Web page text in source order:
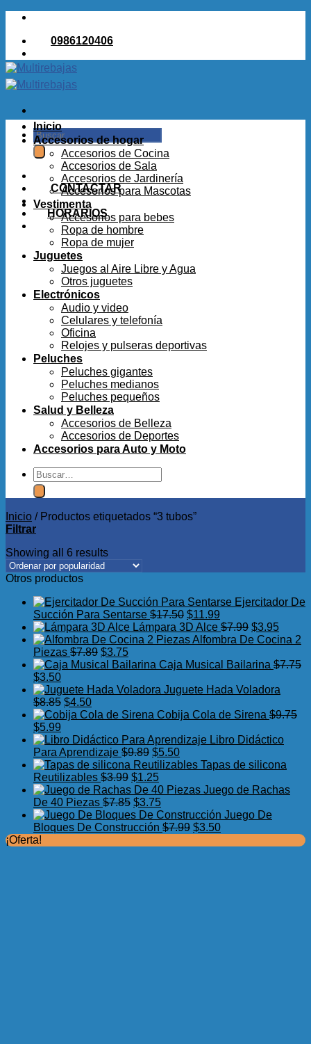
Saltar
contenido0986120406
Buscar
por:
CONTACTAR
HORARIOS
Inicio
Accesorios de hogar
Accesorios de Cocina
Accesorios de Sala
Accesorios de Jardinería
Accesorios para Mascotas
Vestimenta
Accesorios para bebes
Ropa de hombre
Ropa de mujer
Juguetes
Juegos al Aire Libre y Agua
Otros juguetes
Electrónicos
Audio y video
Celulares y telefonía
Oficina
Relojes y pulseras deportivas
Peluches
Peluches gigantes
Peluches medianos
Peluches pequeños
Salud y Belleza
Accesorios de Belleza
Accesorios de Deportes
Accesorios para Auto y Moto
Buscar
por:
Inicio /Productos etiquetados “3 tubos”
Filtrar
Showing all 6 results
Otros productos
Ejercitador De
Succión Para Sentarse $17.50 El
precio
original
$17.50.
$11.99
precio
actual
$11.99.
Lámpara 3D Alce $7.99 El
precio
era:
$3.95El
precio
es:
Alfombra De Cocina 2
Piezas $7.89 El
precio
era:
$3.75El
precio
es:
Caja Musical Bailarina $7.75
El
precio
original
era:
$7.75.
$3.50El
precio
actual
es:
Juguete Hada Voladora
$8.85 El
precio
era:
$8.85.
$4.50El
precio
es:
$4.50.
Cobija Cola de Sirena $9.75
El
precio
original
era:
$9.75.
$5.99
precio
actual
es:
$5.99.
Libro Didáctico
Para Aprendizaje $9.89 El
precio
original
era:
$9.89.
$5.50El
precio
es:
Tapas de silicona
Reutilizables $3.99 El
precio
original
era:
$3.99.
$1.25El
precio
actual
es:
$1.25.
Juego de Rachas
De 40 Piezas $7.85 El
precio
original
$3.75El
precio
actual
Juego De
Bloques De Construcción $7.99 El
$3.50El
¡Oferta!